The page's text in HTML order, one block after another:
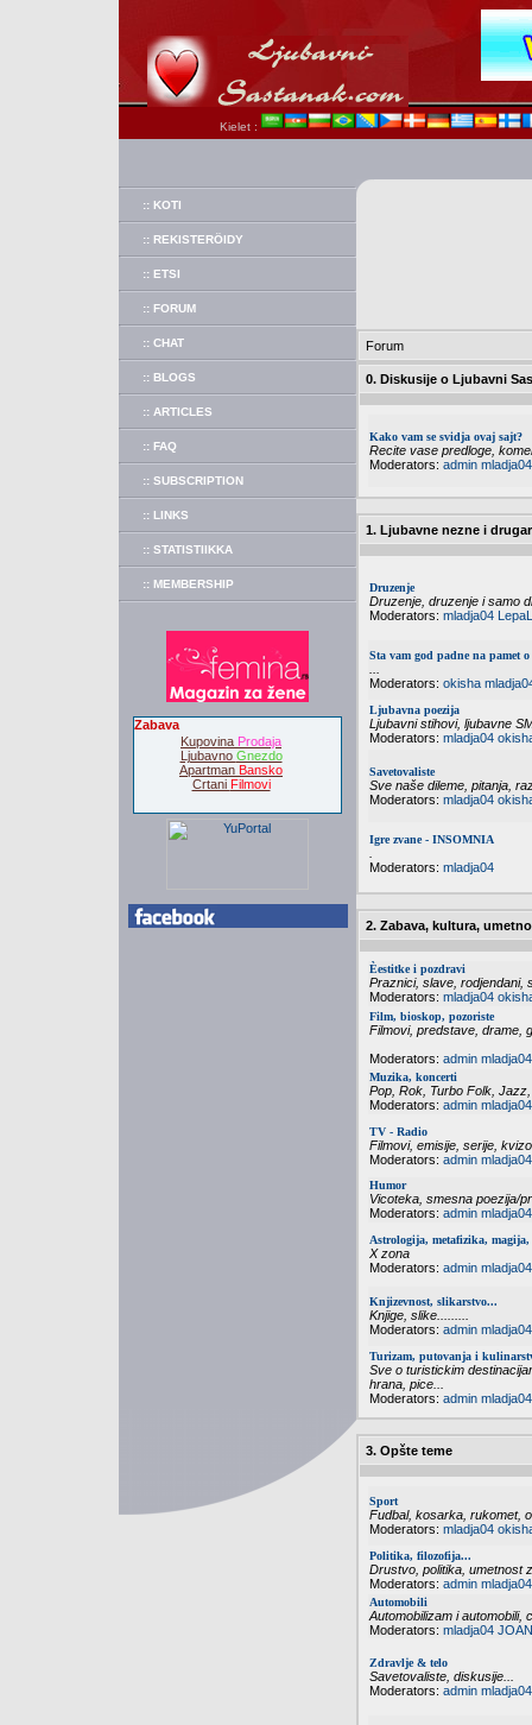
Kielet :
:: KOTI
:: REKISTERÖIDY
:: ETSI
:: FORUM
:: CHAT
:: BLOGS
:: ARTICLES
:: FAQ
:: SUBSCRIPTION
:: LINKS
:: STATISTIIKKA
:: MEMBERSHIP
Zabava
Kupovina Prodaja
Ljubavno Gnezdo
Apartman Bansko
Crtani Filmovi
Forum
0. Diskusije o Ljubavni
Kako vam se svidja ovaj sajt?
Recite vase predloge,
Moderators: admin mladja04
1. Ljubavne nezne i
Druzenje
Druzenje, druzenje i samo
Moderators: mladja04
Sta vam god padne na pamet
Moderators: okisha
Ljubavna poezija
Ljubavni stihovi, ljubavne
Moderators: mladja04
Savetovaliste
Sve naše dileme, pitanja,
Moderators: mladja04
Igre zvane - INSOMNIA
Moderators: mladja04
2. Zabava, kultura,
Èestitke i pozdravi
Praznici, slave, rodjendani,
Moderators: mladja04
Film, bioskop, pozoriste
Filmovi, predstave, drame,
Moderators: admin mladja04
Muzika, koncerti
Pop, Rok, Turbo Folk,
Moderators: admin mladja04
TV - Radio
Filmovi, emisije, serije,
Moderators: admin mladja04
Humor
Vicoteka, smesna poezija/
Moderators: admin mladja04
Astrologija, metafizika,
X zona
Moderators: admin mladja04
Knjizevnost, slikarstvo...
Knjige, slike.........
Moderators: admin mladja04
Turizam, putovanja i
Sve o turistickim
hrana, pice...
Moderators: admin mladja04
3. Opšte teme
Sport
Fudbal, kosarka, rukomet,
Moderators: mladja04
Politika, filozofija...
Drustvo, politika, umetnost
Moderators: admin mladja04
Automobili
Automobilizam i automobili,
Moderators: mladja04
Zdravlje & telo
Savetovaliste, diskusije...
Moderators: admin mladja04